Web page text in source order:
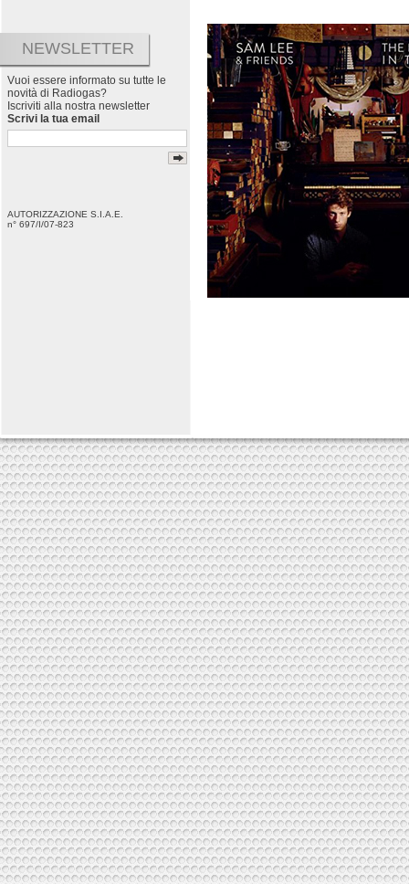
NEWSLETTER
Vuoi essere informato su tutte le
novità di Radiogas?
Iscriviti alla nostra newsletter
Scrivi la tua email
AUTORIZZAZIONE S.I.A.E.
n° 697/I/07-823